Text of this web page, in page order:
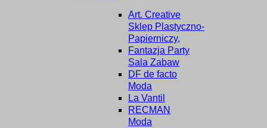
Art. Creative
Sklep Plastyczno-
Papierniczy,
Fantazja Party
Sala Zabaw
DF de facto
Moda
La Vantil
RECMAN
Moda